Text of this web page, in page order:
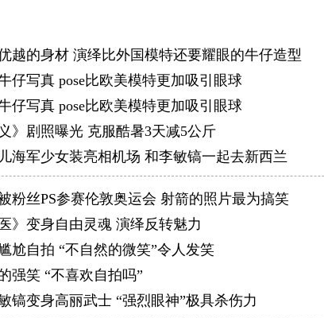
男子》获第45届韩国百
10届KBS演技大赏颁奖
2010年，李敏镐挑战
优秀演技奖。
2011年，李敏镐主演
中国取得1亿4000万次
礼上获得最佳男演员奖
别篇最佳演技奖、10
2012年，李敏镐和金
瑞草洞举办的荣誉检
李敏镐录制的《快乐
越的身材 演绎比外国模特还要耀眼的牛仔造型
仔写真 pose比欧美模特更加吸引眼球
仔写真 pose比欧美模特更加吸引眼球
》剧照曝光 克服酷暑3天减5公斤
海军少女装亮相机场 和李敏镐一起去新西兰
粉丝PS参赛伦敦奥运会 射箭的照片最为搞笑
》变身自由灵魂 演绎反转魅力
尬自拍 “不自然的微笑”令人发笑
强笑 “不喜欢自拍吗”
镐变身高丽武士 “强烈眼神”极具杀伤力